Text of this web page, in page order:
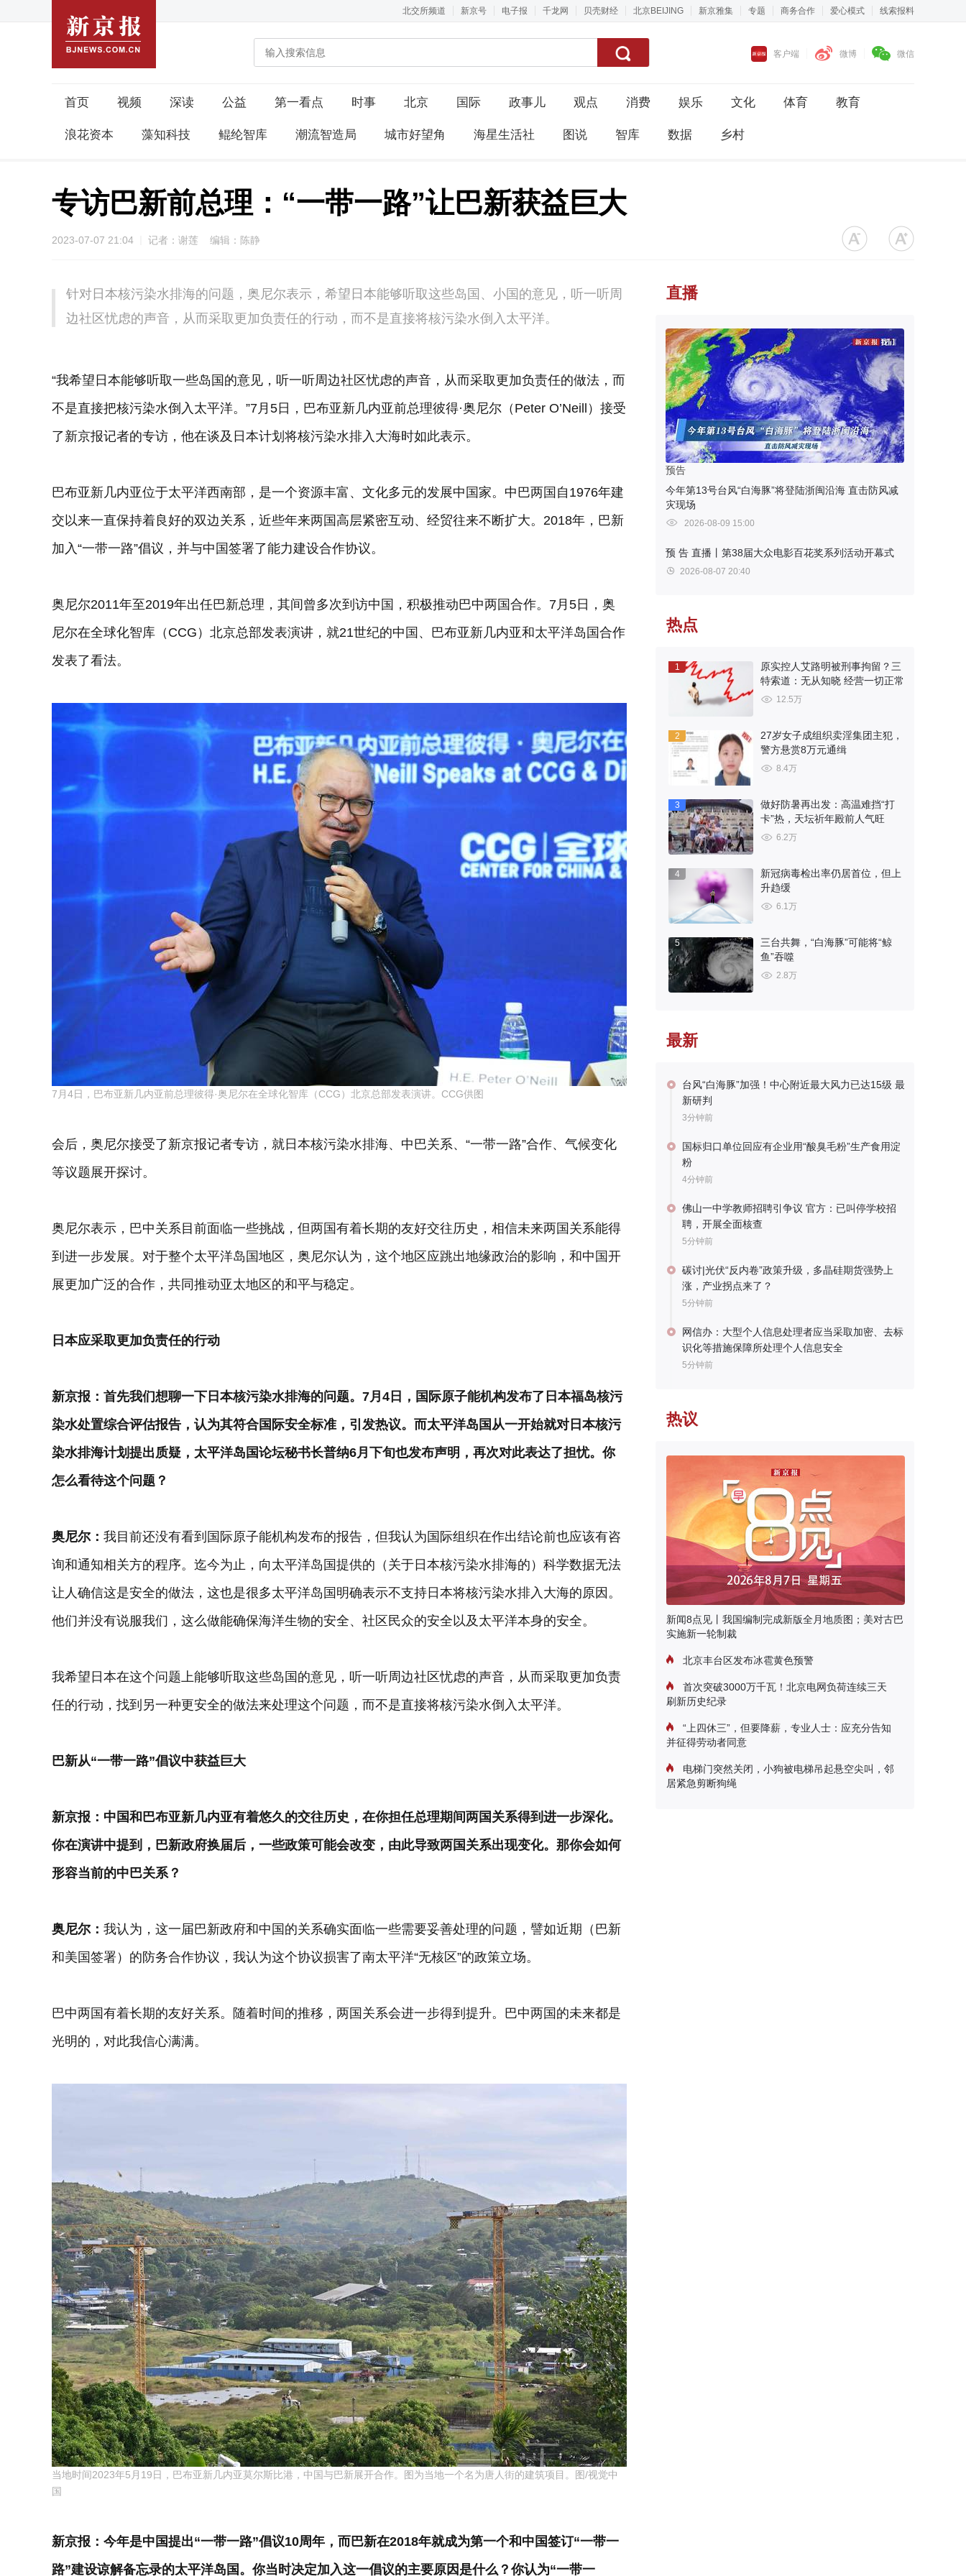
北交所频道 新京号 电子报 千龙网 贝壳财经 北京BEIJING 新京雅集 专题 商务合作 爱心模式 线索报料
客户端 微博 微信
首页 视频 深读 公益 第一看点 时事 北京 国际 政事儿 观点 消费 娱乐 文化 体育 教育
浪花资本 藻知科技 鲲纶智库 潮流智造局 城市好望角 海星生活社 图说 智库 数据 乡村
专访巴新前总理：“一带一路”让巴新获益巨大
2023-07-07 21:04 记者：谢莲 编辑：陈静
针对日本核污染水排海的问题，奥尼尔表示，希望日本能够听取这些岛国、小国的意见，听一听周
边社区忧虑的声音，从而采取更加负责任的行动，而不是直接将核污染水倒入太平洋。
“我希望日本能够听取一些岛国的意见，听一听周边社区忧虑的声音，从而采取更加负责任的做法，而
不是直接把核污染水倒入太平洋。”7月5日，巴布亚新几内亚前总理彼得·奥尼尔（Peter O’Neill）接受
了新京报记者的专访，他在谈及日本计划将核污染水排入大海时如此表示。
巴布亚新几内亚位于太平洋西南部，是一个资源丰富、文化多元的发展中国家。中巴两国自1976年建
交以来一直保持着良好的双边关系，近些年来两国高层紧密互动、经贸往来不断扩大。2018年，巴新
加入“一带一路”倡议，并与中国签署了能力建设合作协议。
奥尼尔2011年至2019年出任巴新总理，其间曾多次到访中国，积极推动巴中两国合作。7月5日，奥
尼尔在全球化智库（CCG）北京总部发表演讲，就21世纪的中国、巴布亚新几内亚和太平洋岛国合作
发表了看法。
7月4日，巴布亚新几内亚前总理彼得·奥尼尔在全球化智库（CCG）北京总部发表演讲。CCG供图
会后，奥尼尔接受了新京报记者专访，就日本核污染水排海、中巴关系、“一带一路”合作、气候变化
等议题展开探讨。
奥尼尔表示，巴中关系目前面临一些挑战，但两国有着长期的友好交往历史，相信未来两国关系能得
到进一步发展。对于整个太平洋岛国地区，奥尼尔认为，这个地区应跳出地缘政治的影响，和中国开
展更加广泛的合作，共同推动亚太地区的和平与稳定。
日本应采取更加负责任的行动
新京报：首先我们想聊一下日本核污染水排海的问题。7月4日，国际原子能机构发布了日本福岛核污
染水处置综合评估报告，认为其符合国际安全标准，引发热议。而太平洋岛国从一开始就对日本核污
染水排海计划提出质疑，太平洋岛国论坛秘书长普纳6月下旬也发布声明，再次对此表达了担忧。你
怎么看待这个问题？
奥尼尔： 我目前还没有看到国际原子能机构发布的报告，但我认为国际组织在作出结论前也应该有咨
询和通知相关方的程序。迄今为止，向太平洋岛国提供的（关于日本核污染水排海的）科学数据无法
让人确信这是安全的做法，这也是很多太平洋岛国明确表示不支持日本将核污染水排入大海的原因。
他们并没有说服我们，这么做能确保海洋生物的安全、社区民众的安全以及太平洋本身的安全。
我希望日本在这个问题上能够听取这些岛国的意见，听一听周边社区忧虑的声音，从而采取更加负责
任的行动，找到另一种更安全的做法来处理这个问题，而不是直接将核污染水倒入太平洋。
巴新从“一带一路”倡议中获益巨大
新京报：中国和巴布亚新几内亚有着悠久的交往历史，在你担任总理期间两国关系得到进一步深化。
你在演讲中提到，巴新政府换届后，一些政策可能会改变，由此导致两国关系出现变化。那你会如何
形容当前的中巴关系？
奥尼尔： 我认为，这一届巴新政府和中国的关系确实面临一些需要妥善处理的问题，譬如近期（巴新
和美国签署）的防务合作协议，我认为这个协议损害了南太平洋“无核区”的政策立场。
巴中两国有着长期的友好关系。随着时间的推移，两国关系会进一步得到提升。巴中两国的未来都是
光明的，对此我信心满满。
当地时间2023年5月19日，巴布亚新几内亚莫尔斯比港，中国与巴新展开合作。图为当地一个名为唐人街的建筑项目。图/视觉中
国
新京报：今年是中国提出“一带一路”倡议10周年，而巴新在2018年就成为第一个和中国签订“一带一
路”建设谅解备忘录的太平洋岛国。你当时决定加入这一倡议的主要原因是什么？你认为“一带一
直播
预告
今年第13号台风“白海豚”将登陆浙闽沿海 直击防风减
灾现场
2026-08-09 15:00
预 告 直播丨第38届大众电影百花奖系列活动开幕式
2026-08-07 20:40
热点
1
原实控人艾路明被刑事拘留？三
特索道：无从知晓 经营一切正常
12.5万
2
27岁女子成组织卖淫集团主犯，
警方悬赏8万元通缉
8.4万
3
做好防暑再出发：高温难挡“打
卡”热，天坛祈年殿前人气旺
6.2万
4
新冠病毒检出率仍居首位，但上
升趋缓
6.1万
5
三台共舞，“白海豚”可能将“鲸
鱼”吞噬
2.8万
最新
台风“白海豚”加强！中心附近最大风力已达15级 最
新研判
3分钟前
国标归口单位回应有企业用“酸臭毛粉”生产食用淀
粉
4分钟前
佛山一中学教师招聘引争议 官方：已叫停学校招
聘，开展全面核查
5分钟前
碳讨|光伏“反内卷”政策升级，多晶硅期货强势上
涨，产业拐点来了？
5分钟前
网信办：大型个人信息处理者应当采取加密、去标
识化等措施保障所处理个人信息安全
5分钟前
热议
新闻8点见丨我国编制完成新版全月地质图；美对古巴
实施新一轮制裁
北京丰台区发布冰雹黄色预警
首次突破3000万千瓦！北京电网负荷连续三天
刷新历史纪录
“上四休三”，但要降薪，专业人士：应充分告知
并征得劳动者同意
电梯门突然关闭，小狗被电梯吊起悬空尖叫，邻
居紧急剪断狗绳